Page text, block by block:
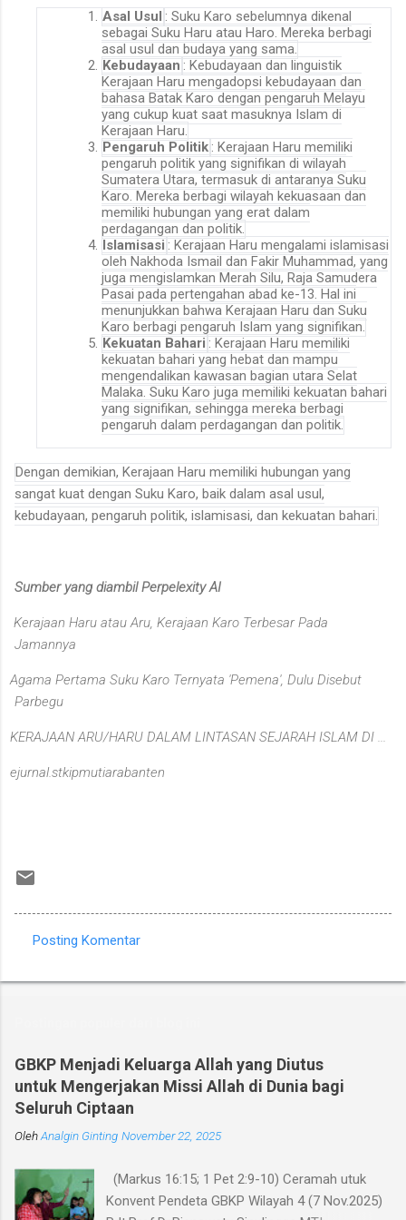
Asal Usul : Suku Karo sebelumnya dikenal
sebagai Suku Haru atau Haro. Mereka berbagi
asal usul dan budaya yang sama.
Kebudayaan : Kebudayaan dan linguistik
Kerajaan Haru mengadopsi kebudayaan dan
bahasa Batak Karo dengan pengaruh Melayu
yang cukup kuat saat masuknya Islam di
Kerajaan Haru.
Pengaruh Politik : Kerajaan Haru memiliki
pengaruh politik yang signifikan di wilayah
Sumatera Utara, termasuk di antaranya Suku
Karo. Mereka berbagi wilayah kekuasaan dan
memiliki hubungan yang erat dalam
perdagangan dan politik.
Islamisasi : Kerajaan Haru mengalami islamisasi
oleh Nakhoda Ismail dan Fakir Muhammad, yang
juga mengislamkan Merah Silu, Raja Samudera
Pasai pada pertengahan abad ke-13. Hal ini
menunjukkan bahwa Kerajaan Haru dan Suku
Karo berbagi pengaruh Islam yang signifikan.
Kekuatan Bahari : Kerajaan Haru memiliki
kekuatan bahari yang hebat dan mampu
mengendalikan kawasan bagian utara Selat
Malaka. Suku Karo juga memiliki kekuatan bahari
yang signifikan, sehingga mereka berbagi
pengaruh dalam perdagangan dan politik.
Dengan demikian, Kerajaan Haru memiliki hubungan yang
sangat kuat dengan Suku Karo, baik dalam asal usul,
kebudayaan, pengaruh politik, islamisasi, dan kekuatan bahari.
Sumber yang diambil Perpelexity AI
Kerajaan Haru atau Aru, Kerajaan Karo Terbesar Pada
Jamannya
Agama Pertama Suku Karo Ternyata 'Pemena', Dulu Disebut
Parbegu
KERAJAAN ARU/HARU DALAM LINTASAN SEJARAH ISLAM DI ...
ejurnal.stkipmutiarabanten
o
n
t
a
r
Posting Komentar
GBKP Menjadi Keluarga Allah yang Diutus
untuk Mengerjakan Missi Allah di Dunia bagi
Seluruh Ciptaan
OlehAnalgin Ginting November 22, 2025
(Markus 16:15; 1 Pet 2:9-10) Ceramah utuk
Konvent Pendeta GBKP Wilayah 4 (7 Nov.2025)